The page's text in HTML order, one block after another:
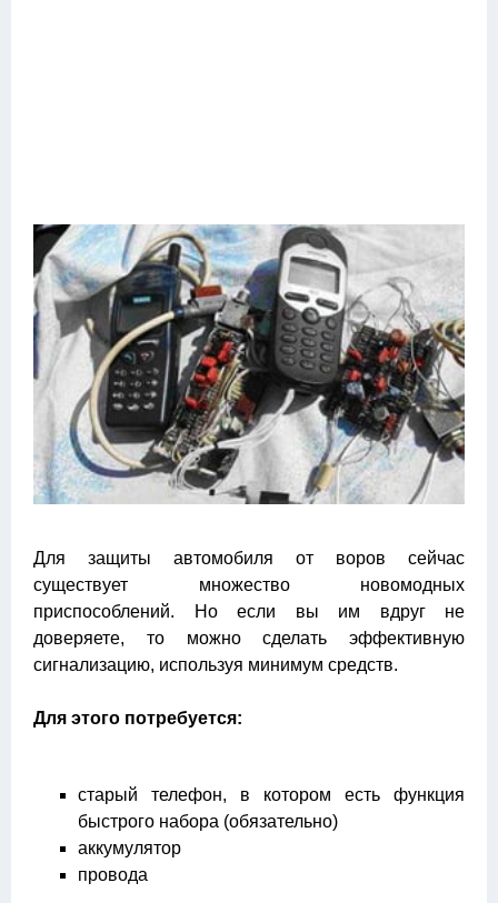
Для защиты автомобиля от воров сейчас
существует множество новомодных
приспособлений. Но если вы им вдруг не
доверяете, то можно сделать эффективную
сигнализацию, используя минимум средств.
Для этого потребуется:
старый телефон, в котором есть функция
быстрого набора (обязательно)
аккумулятор
провода